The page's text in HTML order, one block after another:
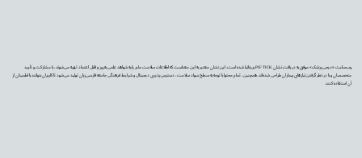
وب‌سایت «دیجی‌پزشک» موفق به دریافت نشان PIF TICK بریتانیا شده است. این نشان معتبر به این معناست که اطلاعات سلامت ما بر پایه شواهد علمی به‌روز و قابل اعتماد تهیه می‌شوند، با مشارکت و تأیید
متخصصان و با در نظر گرفتن نیازهای بیماران طراحی شده‌اند. همچنین، تمام محتوا با توجه به سطح سواد سلامت، دسترس‌پذیری دیجیتال و شرایط فرهنگی جامعه فارسی‌زبان تولید می‌شود تا کاربران بتوانند با اطمینان از
آن استفاده کنند.